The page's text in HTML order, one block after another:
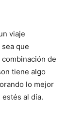
viaje
que
de
tiene algo
lo mejor
al día.